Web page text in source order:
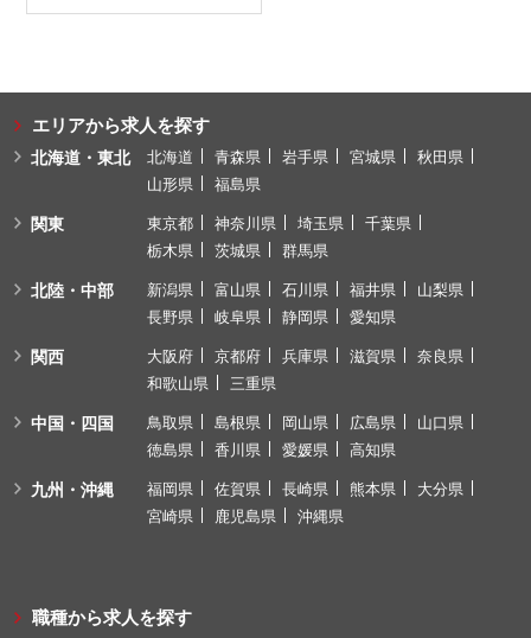
エリアから求人を探す
北海道・東北 北海道 青森県 岩手県 宮城県
秋田県
山形県
福島県
関東 東京都 神奈川県 埼玉県
千葉県
栃木県
茨城県 群馬県
北陸・中部 新潟県 富山県 石川県 福井県
山梨県
長野県
岐阜県 静岡県 愛知県
関西 大阪府 京都府 兵庫県 滋賀県
奈良県
和歌山県
三重県
中国・四国 鳥取県 島根県 岡山県 広島県
山口県
徳島県
香川県 愛媛県 高知県
九州・沖縄 福岡県 佐賀県 長崎県 熊本県
大分県
宮崎県
鹿児島県 沖縄県
職種から求人を探す